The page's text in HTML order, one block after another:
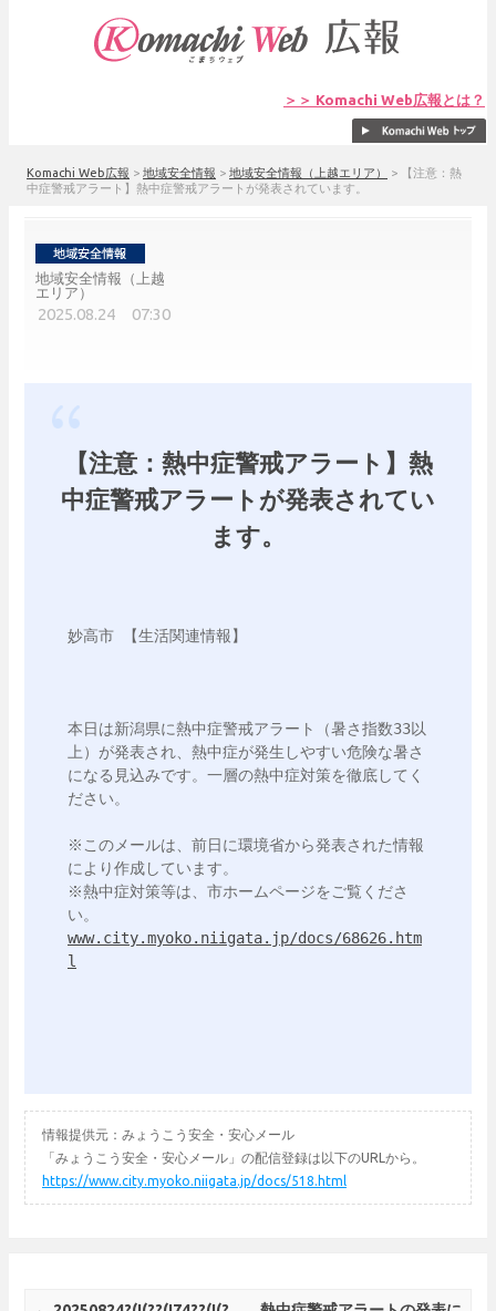
＞＞ Komachi Web広報とは？
Komachi Web広報 > 地域安全情報 > 地域安全情報（上越エリア） >
【注意：熱
中症警戒アラート】熱中症警戒アラートが発表されています。
地域安全情報（上越
エリア）
2025.08.24 07:30
【注意：熱中症警戒アラート】熱
中症警戒アラートが発表されてい
ます。
妙高市 【生活関連情報】
本日は新潟県に熱中症警戒アラート（暑さ指数33以
上）が発表され、熱中症が発生しやすい危険な暑さ
になる見込みです。一層の熱中症対策を徹底してく
ださい。
※このメールは、前日に環境省から発表された情報
により作成しています。
※熱中症対策等は、市ホームページをご覧くださ
www.city.myoko.niigata.jp/docs/68626.htm
l
情報提供元：みょうこう安全・安心メール
「みょうこう安全・安心メール」の配信登録は以下のURLから。
https://www.city.myoko.niigata.jp/docs/518.html